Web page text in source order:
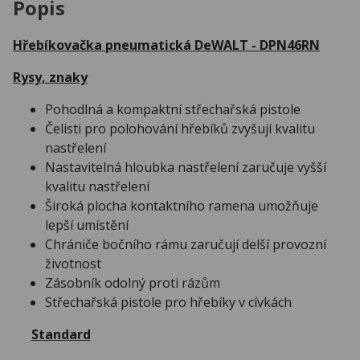
Popis
Hřebíkovačka pneumatická DeWALT - DPN46RN
Rysy, znaky
Pohodlná a kompaktní střechařská pistole
Čelisti pro polohování hřebíků zvyšují kvalitu
nastřelení
Nastavitelná hloubka nastřelení zaručuje vyšší
kvalitu nastřelení
Široká plocha kontaktního ramena umožňuje
lepší umístění
Chrániče bočního rámu zaručují delší provozní
životnost
Zásobník odolný proti rázům
Střechařská pistole pro hřebíky v cívkách
Standard